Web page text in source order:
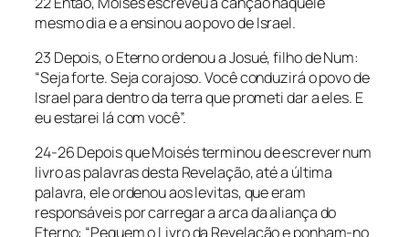
mesmo dia e a ensinou ao povo de Israel.
23 Depois, o Eterno ordenou a Josué, filho de Num:
“Seja forte. Seja corajoso. Você conduzirá o povo de
Israel para dentro da terra que prometi dar a eles. E
eu estarei lá com você”.
24-26 Depois que Moisés terminou de escrever num
livro as palavras desta Revelação, até a última
palavra, ele ordenou aos levitas, que eram
responsáveis por carregar a arca da aliança do
Eterno: “Peguem o Livro da Revelação e ponham-no